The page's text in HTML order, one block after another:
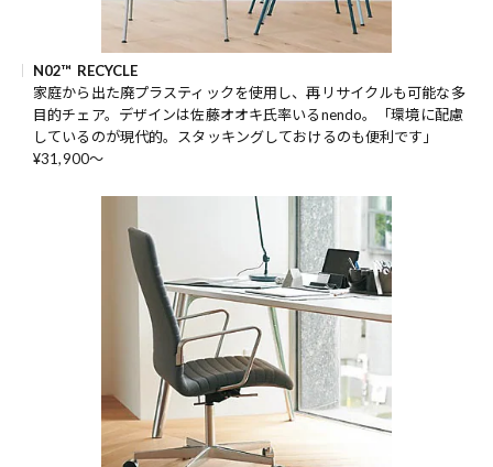
N02™ RECYCLE
家庭から出た廃プラスティックを使用し、再リサイクルも可能な多
目的チェア。デザインは佐藤オオキ氏率いるnendo。「環境に配慮
しているのが現代的。スタッキングしておけるのも便利です」
¥31,900～